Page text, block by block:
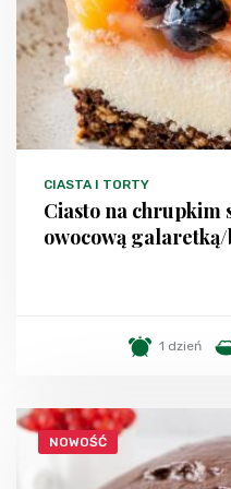
CIASTA I TORTY
Ciasto na chrupkim
owocową
1 dzień
NOWOŚĆ